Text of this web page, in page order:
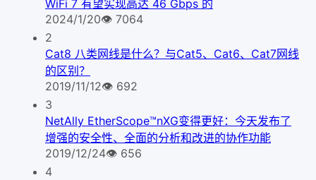
WiFi 7 有望实现高达 46 Gbps 的
2024/1/20👁 7064
2
Cat8 八类网线是什么？与Cat5、Cat6、Cat7网线
的区别？
2019/11/12👁 692
3
NetAlly EtherScope™nXG变得更好：今天发布了
增强的安全性、全面的分析和改进的协作功能
2019/12/24👁 656
4